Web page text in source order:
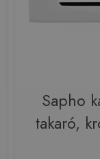
Sapho
takaró,